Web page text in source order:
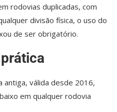
rodovias duplicadas, com
divisão física, o uso do
de ser obrigatório.
antiga, válida desde 2016,
em qualquer rodovia